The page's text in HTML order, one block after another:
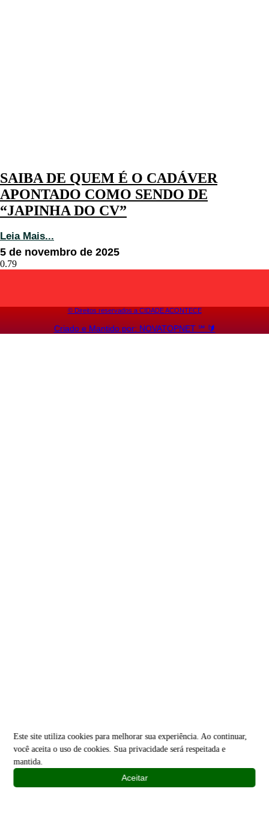
Este site utiliza cookies para melhorar sua experiência. Ao continuar,
você aceita o uso de cookies. Sua privacidade será respeitada e
mantida.
Aceitar
SAIBA DE QUEM É O CADÁVER
APONTADO COMO SENDO DE
“JAPINHA DO CV”
Leia Mais...
5 de novembro de 2025
©️ Direitos reservados a CIDADE ACONTECE
Criado e Mantido por: NOVATOPNET ℠ 🔰